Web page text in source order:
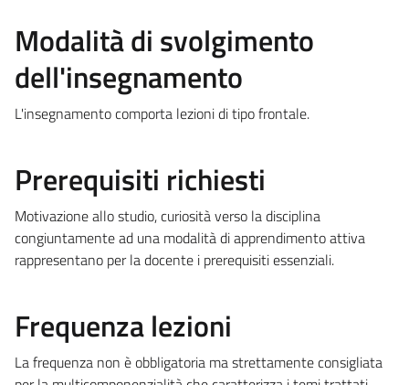
Modalità di svolgimento
dell'insegnamento
L'insegnamento comporta lezioni di tipo frontale.
Prerequisiti richiesti
Motivazione allo studio, curiosità verso la disciplina
congiuntamente ad una modalità di apprendimento attiva
rappresentano per la docente i prerequisiti essenziali.
Frequenza lezioni
La frequenza non è obbligatoria ma strettamente consigliata